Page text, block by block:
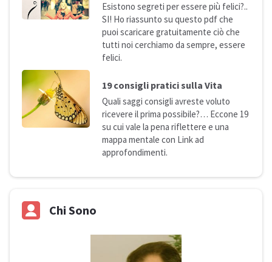
Esistono segreti per essere più felici?..
SI! Ho riassunto su questo pdf che
puoi scaricare gratuitamente ciò che
tutti noi cerchiamo da sempre, essere
felici.
19 consigli pratici sulla Vita
Quali saggi consigli avreste voluto
ricevere il prima possibile?… Eccone 19
su cui vale la pena riflettere e una
mappa mentale con Link ad
approfondimenti.
Chi Sono